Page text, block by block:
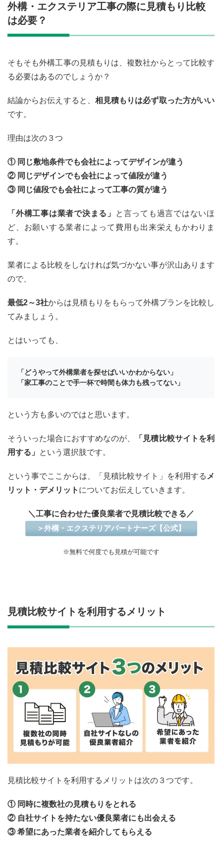
外構・エクステリア工事の際に見積もり比較
は必要？
そもそも外構工事の見積もりは、複数社からとって比較す
る必要はあるのでしょうか？
結論からお伝えすると、 相見積もりは必ず取った方がいい
です。
理由は次の３つ
① 同じ敷地条件でも会社によってデザインが違う
② 同じデザインでも会社によって値段が違う
③ 同じ値段でも会社によって工事の質が違う
「外構工事は業者で決まる」
と言っても過言ではないほ
ど、お願いする業者によって費用も出来栄えもかわりま
す。
業者による比較をしなければ気づかない事が沢山あります
ので、
最低2～3社からは見積もりをもらって外構プランを比較し
てみましょう。
とはいっても、
「どうやって外構業者を探せばいいかわからない」
「家工事のことで手一杯で時間も体力も残ってない」
という方も多いのではと思います。
そういった場合におすすめなのが、
「見積比較サイトを利
用する」
という選択肢です。
という事でここからは、「見積比較サイト」を利用する メ
リット・デメリット についてお伝えしていきます。
＼工事に合わせた優良業者で見積比較できる／
＞外構・エクステリアパートナーズ【公式】
※無料で何度でも見積が可能です
見積比較サイトを利用するメリット
見積比較サイトを利用するメリットは次の３つです。
① 同時に複数社の見積もりをとれる
② 自社サイトを持たない優良業者にも出会える
③ 希望にあった業者を紹介してもらえる